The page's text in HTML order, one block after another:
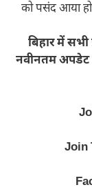
को पसंद आया
बिहार में
नवीनतम अपडेट
Join